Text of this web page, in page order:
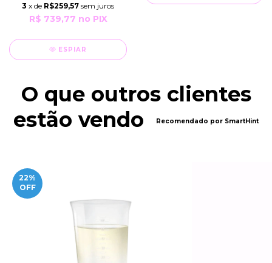
3 x de R$259,57 sem juros
R$ 739,77 no PIX
ESPIAR
O que outros clientes
estão vendo
Recomendado por SmartHint
22%
OFF